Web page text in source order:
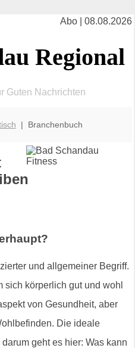
Abo | 08.08.2026
Regional
Guten Nachrichten
| Branchenbuch
und allgemeiner Begriff.
sich körperlich gut und wohl
von Gesundheit, aber
Die ideale
geht es hier: Was kann